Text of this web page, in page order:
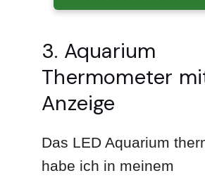
3. Aquarium
Thermometer
Anzeige
Das LED Aquarium
habe ich in meinem